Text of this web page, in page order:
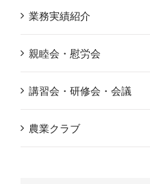
業務実績紹介
親睦会・慰労会
講習会・研修会・会議
農業クラブ